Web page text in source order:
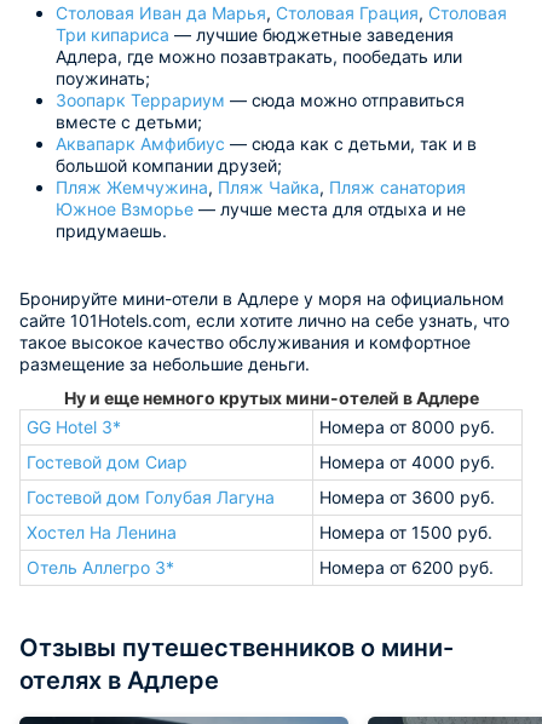
Столовая Иван да Марья, Столовая Грация, Столовая
Три кипариса — лучшие бюджетные заведения
Адлера, где можно позавтракать, пообедать или
поужинать;
Зоопарк Террариум — сюда можно отправиться
вместе с детьми;
Аквапарк Амфибиус — сюда как с детьми, так и в
большой компании друзей;
Пляж Жемчужина, Пляж Чайка, Пляж санатория
Южное Взморье — лучше места для отдыха и не
придумаешь.
Бронируйте мини-отели в Адлере у моря на официальном
сайте 101Hotels.com, если хотите лично на себе узнать, что
такое высокое качество обслуживания и комфортное
размещение за небольшие деньги.
Ну и еще немного крутых мини-отелей в Адлере
GG Hotel 3*
Номера от 8000 руб.
Гостевой дом Сиар
Номера от 4000 руб.
Гостевой дом Голубая Лагуна
Номера от 3600 руб.
Хостел На Ленина
Номера от 1500 руб.
Отель Аллегро 3*
Номера от 6200 руб.
Отзывы путешественников о мини-
отелях в Адлере